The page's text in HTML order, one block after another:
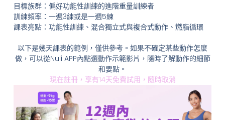
目標族群：偏好功能性訓練的進階重量訓練者
訓練頻率：一週3練或是一週5練
課表亮點：功能性訓練、混合獨立式與複合式動作、燃脂循環
以下是幾天課表的範例，僅供參考。如果不確定某些動作怎麼
做，可以從Nuli APP內點選動作示範影片，隨時了解動作的細節
和要點。
現在註冊，享有14天免費試用，隨時取消